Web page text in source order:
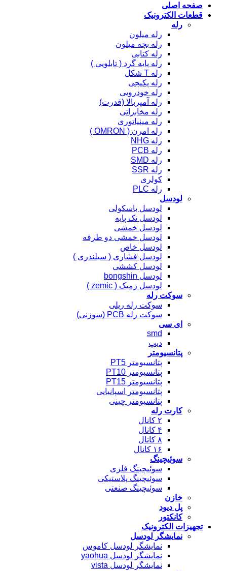
صفحه اصلی
قطعات الکترونیک
رله
رله میلون
رله بچه میلون
رله کتابی
رله پایه گرد ( تابلویی )
رله T شکل
رله پکیجی
رله خودرویی
رله آمپربالا (قدرت)
رله مخابراتی
رله مینیاتوری
رله امرن ( OMRON )
رله NHG
رله PCB
رله SMD
رله SSR
کولری
رله PLC
لودسل
لودسل باسکولی
لودسل تک پایه
لودسل خمشی
لودسل خمشی دو طرفه
لودسل خاص
لودسل فشاری ( سیلندری )
لودسل کششی
لودسل bongshin
لودسل زمیک ( zemic )
سوکت رله
سوکت رله ریلی
سوکت رله PCB (سوزنی)
ای سی
smd
دیپ
پتانسیومتر
پتانسیومتر PT5
پتانسیومتر PT10
پتانسیومتر PT15
پتانسیومتر اسپانیایی
پتانسیومتر چینی
کارت رله
۲ کانال
۴ کانال
۸ کانال
۱۶ کانال
سوئیچینگ
سوئیچینگ فلزی
سوئیچینگ پلاستیکی
سوئیچینگ صنعتی
خازن
پل دیود
کانکتور
تجهیزات الکترونیک
نمایشگر لودسل
نمایشگر لودسل کاموس
نمایشگر لودسل yaohua
نمایشگر لودسل vista